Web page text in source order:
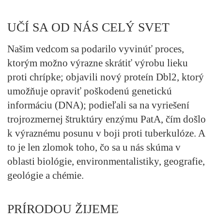
UČÍ SA OD NÁS CELÝ SVET
Našim vedcom sa podarilo vyvinúť proces,
ktorým možno výrazne skrátiť výrobu lieku
proti chrípke; objavili nový proteín Dbl2, ktorý
umožňuje opraviť poškodenú genetickú
informáciu (DNA); podieľali sa na vyriešení
trojrozmernej štruktúry enzýmu PatA, čím došlo
k výraznému posunu v boji proti tuberkulóze. A
to je len zlomok toho, čo sa u nás skúma v
oblasti biológie, environmentalistiky, geografie,
geológie a chémie.
PRÍRODOU ŽIJEME